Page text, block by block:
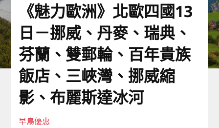
《魅力歐洲》北歐四國13
日－挪威、丹麥、瑞典、
芬蘭、雙郵輪、百年貴族
飯店、三峽灣、挪威縮
影、布麗斯達冰河
早鳥優惠